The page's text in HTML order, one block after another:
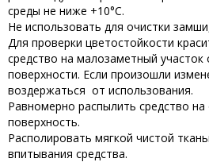
среды не ниже +10°С.
Не использовать для очистки
Для проверки цветостойкости
средство на малозаметный
поверхности. Если произошли
воздержаться от использования.
Равномерно распылить средство
поверхность.
Располировать мягкой чистой
впитывания средства.